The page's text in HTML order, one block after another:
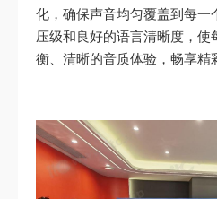
化，确保声音均匀覆盖到每一
压级和良好的语言清晰度，使
衡、清晰的音质体验，畅享精